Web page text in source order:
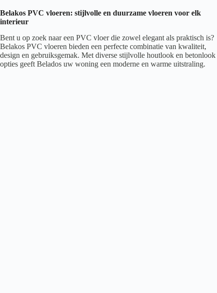
Belakos PVC vloeren: stijlvolle en duurzame vloeren voor elk
interieur
Bent u op zoek naar een PVC vloer die zowel elegant als praktisch is?
Belakos PVC vloeren bieden een perfecte combinatie van kwaliteit,
design en gebruiksgemak. Met diverse stijlvolle houtlook en betonlook
opties geeft Belados uw woning een moderne en warme uitstraling.